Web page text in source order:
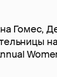
Гомес,